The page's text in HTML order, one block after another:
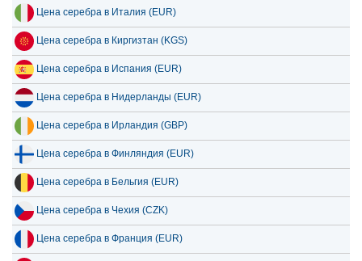
Цена серебра в Италия (EUR)
Цена серебра в Киргизтан (KGS)
Цена серебра в Испания (EUR)
Цена серебра в Нидерланды (EUR)
Цена серебра в Ирландия (GBP)
Цена серебра в Финляндия (EUR)
Цена серебра в Бельгия (EUR)
Цена серебра в Чехия (CZK)
Цена серебра в Франция (EUR)